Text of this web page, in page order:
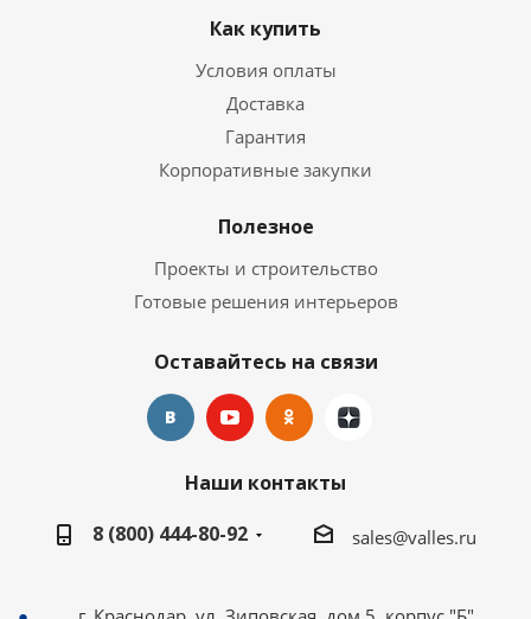
Как купить
Условия оплаты
Доставка
Гарантия
Корпоративные закупки
Полезное
Проекты и строительство
Готовые решения интерьеров
Оставайтесь на связи
Наши контакты
8 (800) 444-80-92
sales@valles.ru